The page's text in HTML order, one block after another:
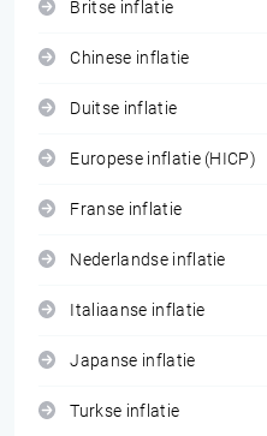
Britse inflatie
Chinese inflatie
Duitse inflatie
Europese inflatie (HICP)
Franse inflatie
Nederlandse inflatie
Italiaanse inflatie
Japanse inflatie
Turkse inflatie